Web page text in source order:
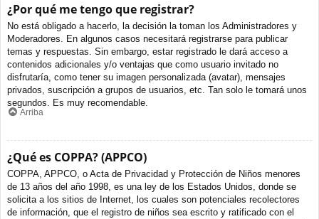
¿Por qué me tengo que registrar?
No está obligado a hacerlo, la decisión la toman los Administradores y
Moderadores. En algunos casos necesitará registrarse para publicar
temas y respuestas. Sin embargo, estar registrado le dará acceso a
contenidos adicionales y/o ventajas que como usuario invitado no
disfrutaría, como tener su imagen personalizada (avatar), mensajes
privados, suscripción a grupos de usuarios, etc. Tan solo le tomará unos
segundos. Es muy recomendable.
Arriba
¿Qué es COPPA? (APPCO)
COPPA, APPCO, o Acta de Privacidad y Protección de Niños menores
de 13 años del año 1998, es una ley de los Estados Unidos, donde se
solicita a los sitios de Internet, los cuales son potenciales recolectores
de información, que el registro de niños sea escrito y ratificado con el